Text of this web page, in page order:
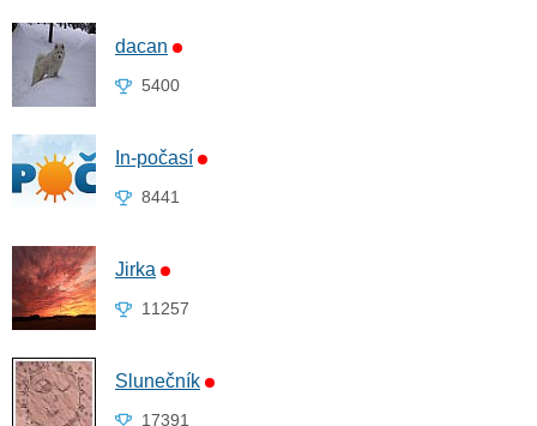
dacan
5400
In-počasí
8441
Jirka
11257
Slunečník
17391